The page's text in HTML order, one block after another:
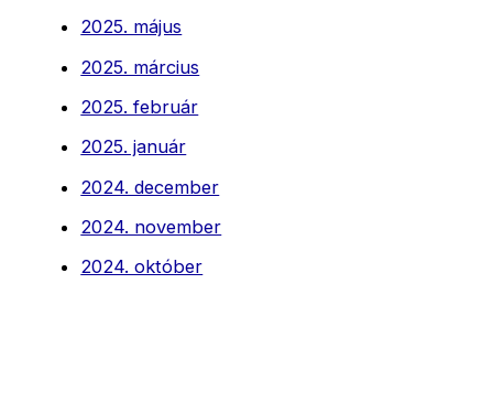
2025. május
2025. március
2025. február
2025. január
2024. december
2024. november
2024. október